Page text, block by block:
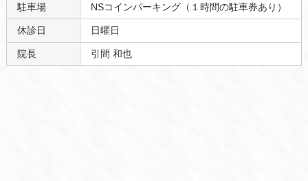
駐車場 NSコインパーキング（１時間の駐車券あり）
休診日 日曜日
院長 引間 和也